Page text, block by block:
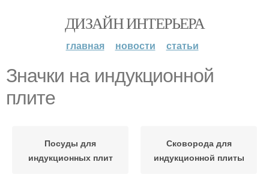
ДИЗАЙН ИНТЕРЬЕРА
главная новости статьи
Значки на индукционной
плите
Посуды для
индукционных плит
Сковорода для
индукционной плиты